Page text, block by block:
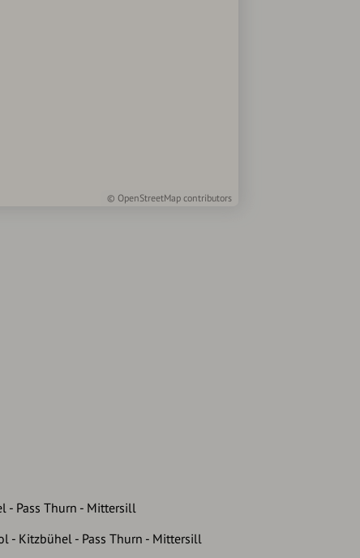
© OpenStreetMap contributors
- Pass Thurn - Mittersill
- Kitzbühel - Pass Thurn - Mittersill